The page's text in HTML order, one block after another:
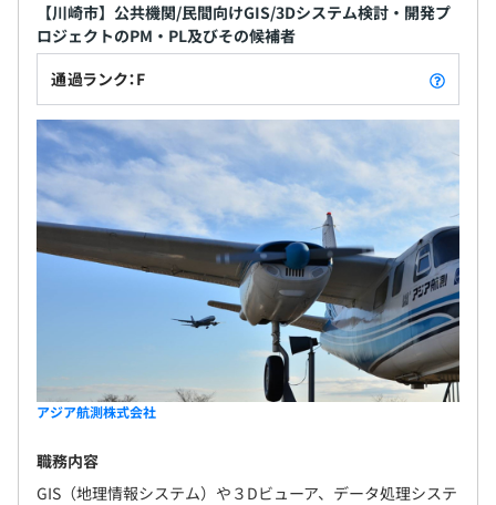
【川崎市】公共機関/民間向けGIS/3Dシステム検討・開発プ
ロジェクトのPM・PL及びその候補者
通過ランク：F
アジア航測株式会社
職務内容
GIS（地理情報システム）や３Dビューア、データ処理システ